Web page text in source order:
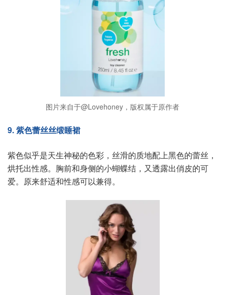
图片来自于@Lovehoney，版权属于原作者
9. 紫色蕾丝丝缎睡裙
紫色似乎是天生神秘的色彩，丝滑的质地配上黑色的蕾丝，
烘托出性感。胸前和身侧的小蝴蝶结，又透露出俏皮的可
爱。原来舒适和性感可以兼得。